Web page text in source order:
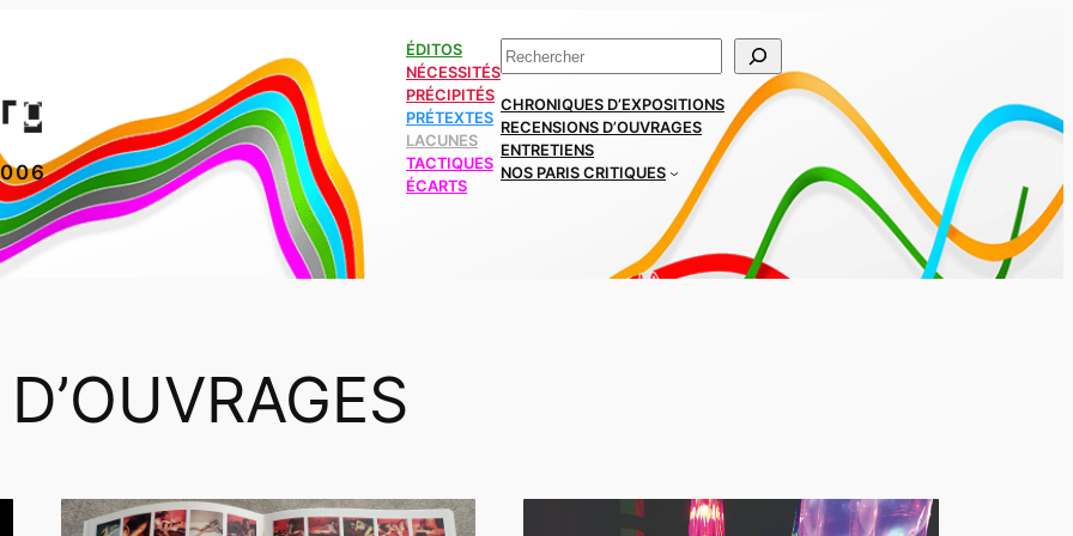
ÉDITOS
NÉCESSITÉS
PRÉCIPITÉS
PRÉTEXTES
LACUNES
TACTIQUES
ÉCARTS
Rechercher
CHRONIQUES D’EXPOSITIONS
RECENSIONS D’OUVRAGES
ENTRETIENS
NOS PARIS CRITIQUES